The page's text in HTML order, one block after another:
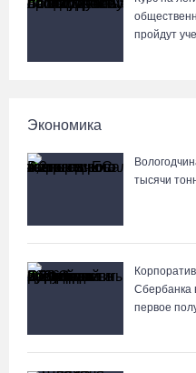
Спартакиаде народов России
физкультурников в Петербурге
09.08.26 / 08:37
Сказка на Невском: в
пройдут
Экономика
тысячи
Сбербанка
первое